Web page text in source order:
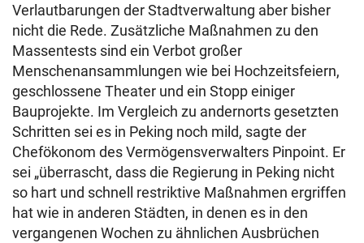
Verlautbarungen der Stadtverwaltung aber bisher
nicht die Rede. Zusätzliche Maßnahmen zu den
Massentests sind ein Verbot großer
Menschenansammlungen wie bei Hochzeitsfeiern,
geschlossene Theater und ein Stopp einiger
Bauprojekte. Im Vergleich zu andernorts gesetzten
Schritten sei es in Peking noch mild, sagte der
Chefökonom des Vermögensverwalters Pinpoint. Er
sei „überrascht, dass die Regierung in Peking nicht
so hart und schnell restriktive Maßnahmen ergriffen
hat wie in anderen Städten, in denen es in den
vergangenen Wochen zu ähnlichen Ausbrüchen